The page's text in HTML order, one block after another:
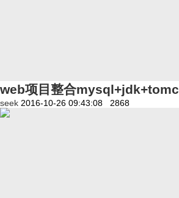
web项目整合
seek 2016-10-26 09:43:08 2868